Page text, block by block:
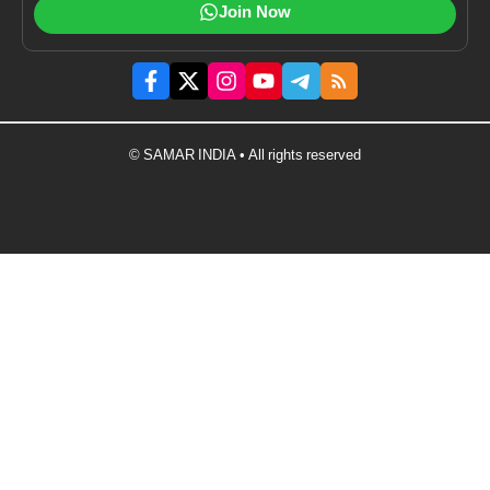
Join Now
© SAMAR INDIA • All rights reserved